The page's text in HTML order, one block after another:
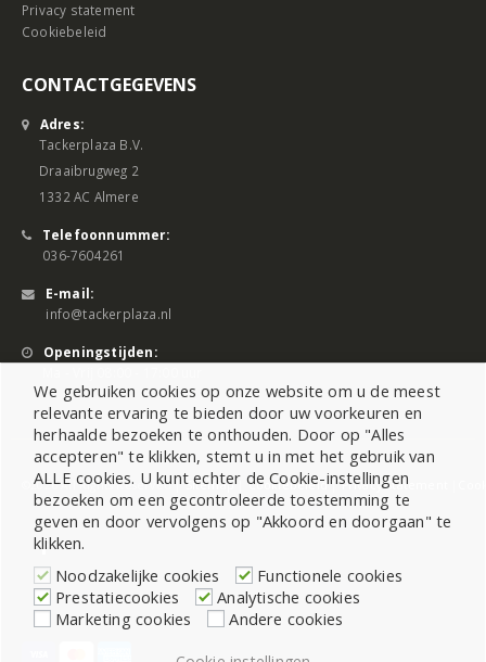
Privacy statement
Cookiebeleid
CONTACTGEGEVENS
Adres:
Tackerplaza B.V.
Draaibrugweg 2
1332 AC Almere
Telefoonnummer:
036-7604261
E-mail:
info@tackerplaza.nl
Openingstijden:
©2026 All Rights Reserved |Sitemap|Cookiebeleid|Privacy Statement
We gebruiken cookies op onze website om u de meest
relevante ervaring te bieden door uw voorkeuren en
herhaalde bezoeken te onthouden. Door op "Alles
accepteren" te klikken, stemt u in met het gebruik van
ALLE cookies. U kunt echter de Cookie-instellingen
bezoeken om een gecontroleerde toestemming te
geven en door vervolgens op "Akkoord en doorgaan" te
klikken.
Noodzakelijke cookies
Functionele cookies
Prestatiecookies
Analytische cookies
Marketing cookies
Andere cookies